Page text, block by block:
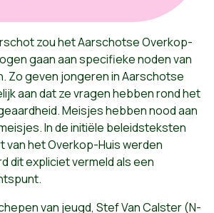
zou het Aarschotse Overkop-
gaan aan specifieke noden van
Zo geven jongeren in Aarschotse
aan dat ze vragen hebben rond het
Meisjes hebben nood aan
In de initiële beleidsteksten
van het Overkop-Huis werden
dit expliciet vermeld als een
van jeugd, Stef Van Calster (N-